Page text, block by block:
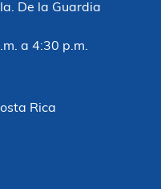
De la Guardia
a 4:30 p.m.
Rica